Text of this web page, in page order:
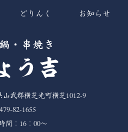
どりんく お知らせ
山武郡横芝光町横芝1012-9
82-1655
間：16：00～